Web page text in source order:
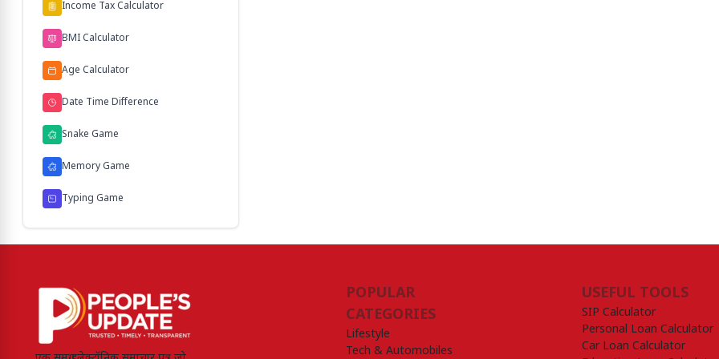
Income Tax Calculator
BMI Calculator
Age Calculator
Date Time Difference
Snake Game
Memory Game
Typing Game
POPULAR
CATEGORIES
Lifestyle
Tech & Automobiles
USEFUL TOOLS
SIP Calculator
Personal Loan Calculator
Car Loan Calculator